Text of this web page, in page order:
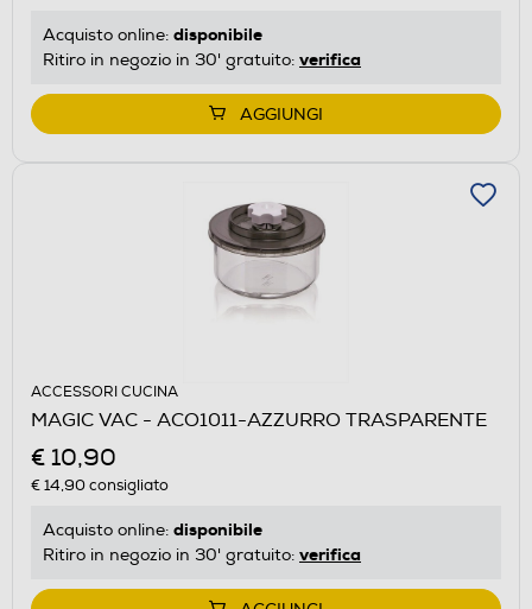
Acquisto online: disponibile
Ritiro in negozio in 30' gratuito: verifica
AGGIUNGI
ACCESSORI CUCINA
MAGIC VAC - ACO1011-AZZURRO TRASPARENTE
€ 10,90
€ 14,90consigliato
Acquisto online: disponibile
Ritiro in negozio in 30' gratuito: verifica